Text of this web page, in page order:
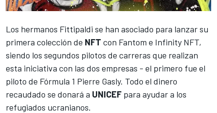
Los hermanos Fittipaldi se han asociado para lanzar su
primera colección de NFT con Fantom e Infinity NFT,
siendo los segundos pilotos de carreras que realizan
esta iniciativa con las dos empresas - el primero fue el
piloto de Fórmula 1 Pierre Gasly. Todo el dinero
recaudado se donará a UNICEF para ayudar a los
refugiados ucranianos.